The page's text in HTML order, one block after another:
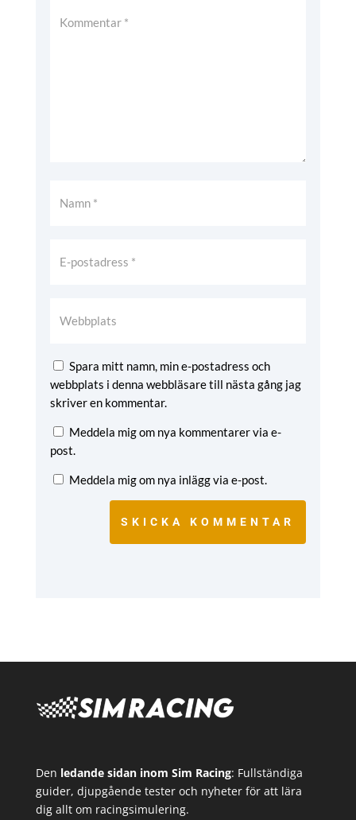
Spara mitt namn, min e-postadress och
webbplats i denna webbläsare till nästa gång jag
skriver en kommentar.
Meddela mig om nya kommentarer via e-
post.
Meddela mig om nya inlägg via e-post.
SKICKA KOMMENTAR
Den ledande sidan inom Sim Racing: Fullständiga
guider, djupgående tester och nyheter för att lära
dig allt om racingsimulering.